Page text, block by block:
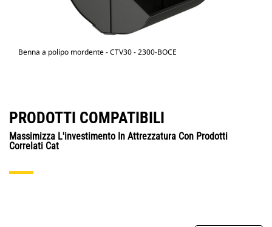
Benna a polipo mordente - CTV30 - 2300-BOCE
PRODOTTI COMPATIBILI
Massimizza L'investimento In Attrezzatura Con Prodotti
Correlati Cat